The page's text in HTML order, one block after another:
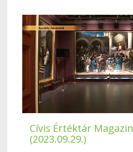
Cívis Értéktár Magazin
(2023.09.29.)